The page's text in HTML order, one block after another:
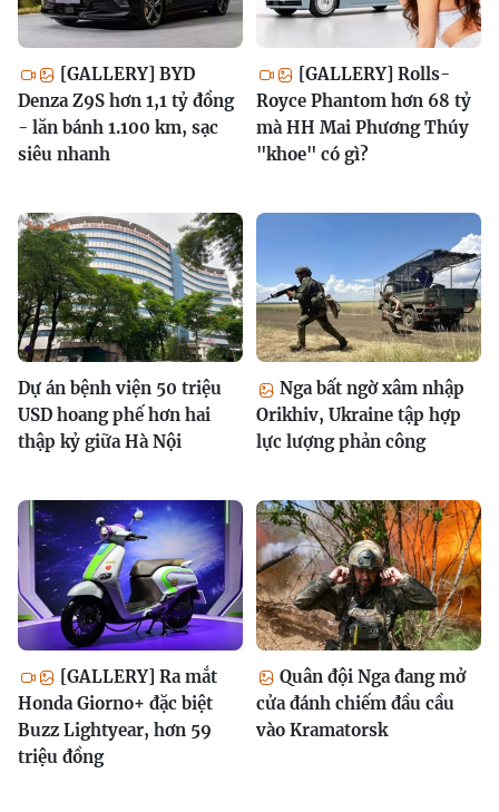
[GALLERY] BYD
Denza Z9S hơn 1,1 tỷ đồng
- lăn bánh 1.100 km, sạc
siêu nhanh
[GALLERY] Rolls-
Royce Phantom hơn 68 tỷ
mà HH Mai Phương Thúy
"khoe" có gì?
Dự án bệnh viện 50 triệu
USD hoang phế hơn hai
thập kỷ giữa Hà Nội
Nga bất ngờ xâm nhập
Orikhiv, Ukraine tập hợp
lực lượng phản công
[GALLERY] Ra mắt
Honda Giorno+ đặc biệt
Buzz Lightyear, hơn 59
triệu đồng
Quân đội Nga đang mở
cửa đánh chiếm đầu cầu
vào Kramatorsk